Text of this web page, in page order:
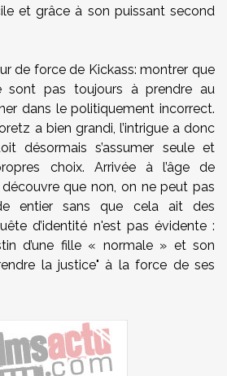
et grâce à son puissant second
de force de Kickass: montrer que
sont pas toujours à prendre au
dans le politiquement incorrect.
a bien grandi, l’intrigue a donc
désormais s’assumer seule et
choix. Arrivée à l’âge de
découvre que non, on ne peut pas
entier sans que cela ait des
d’identité n'est pas évidente :
d’une fille « normale » et son
la justice" à la force de ses